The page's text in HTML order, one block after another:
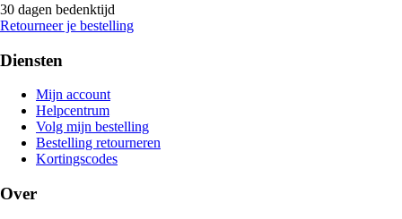
30 dagen bedenktijd
Retourneer je bestelling
Diensten
Mijn account
Helpcentrum
Volg mijn bestelling
Bestelling retourneren
Kortingscodes
Over